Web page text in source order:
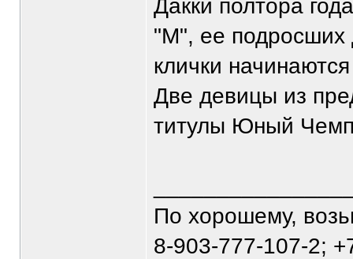
Дакки полтора
"М", ее подросших
клички
Две девицы из
титулы Юный
По хорошему,
8-903-777-107-2;